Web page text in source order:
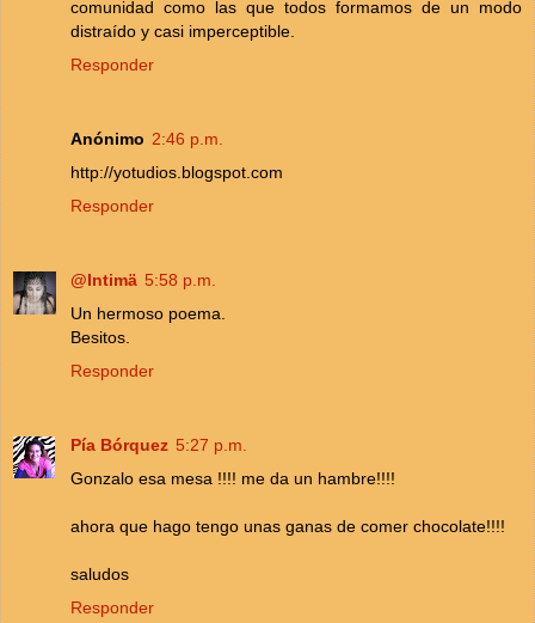
comunidad como las que todos formamos de un modo
distraído y casi imperceptible.
Responder
Anónimo 2:46 p.m.
http://yotudios.blogspot.com
Responder
@Intimä 5:58 p.m.
Un hermoso poema.
Besitos.
Responder
Pía Bórquez 5:27 p.m.
Gonzalo esa mesa !!!! me da un hambre!!!!
ahora que hago tengo unas ganas de comer chocolate!!!!
saludos
Responder